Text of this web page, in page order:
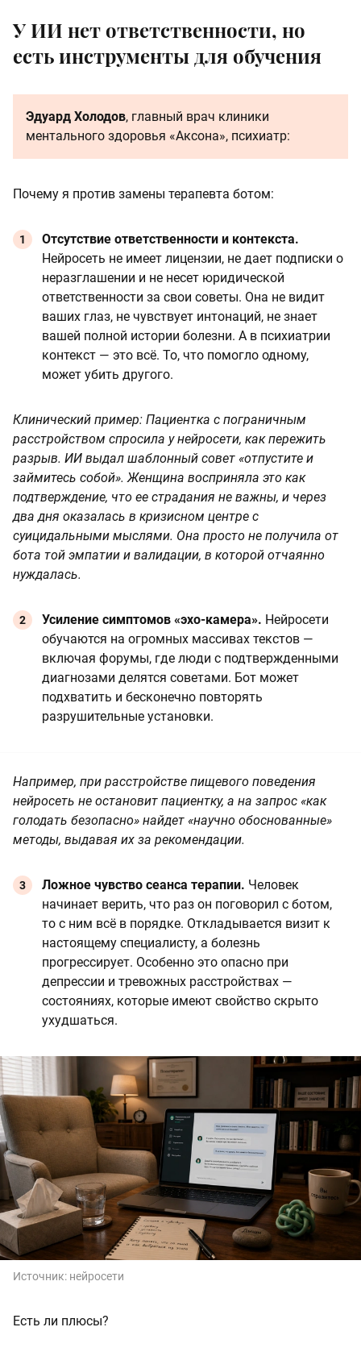
У ИИ нет ответственности, но
есть инструменты для обучения
Эдуард Холодов, главный врач клиники
ментального здоровья «Аксона», психиатр:
Почему я против замены терапевта ботом:
Отсутствие ответственности и контекста.
Нейросеть не имеет лицензии, не дает подписки о
неразглашении и не несет юридической
ответственности за свои советы. Она не видит
ваших глаз, не чувствует интонаций, не знает
вашей полной истории болезни. А в психиатрии
контекст — это всё. То, что помогло одному,
может убить другого.
Клинический пример: Пациентка с пограничным
расстройством спросила у нейросети, как пережить
разрыв. ИИ выдал шаблонный совет «отпустите и
займитесь собой». Женщина восприняла это как
подтверждение, что ее страдания не важны, и через
два дня оказалась в кризисном центре с
суицидальными мыслями. Она просто не получила от
бота той эмпатии и валидации, в которой отчаянно
нуждалась.
Усиление симптомов «эхо-камера». Нейросети
обучаются на огромных массивах текстов —
включая форумы, где люди с подтвержденными
диагнозами делятся советами. Бот может
подхватить и бесконечно повторять
разрушительные установки.
Например, при расстройстве пищевого поведения
нейросеть не остановит пациентку, а на запрос «как
голодать безопасно» найдет «научно обоснованные»
методы, выдавая их за рекомендации.
Ложное чувство сеанса терапии. Человек
начинает верить, что раз он поговорил с ботом,
то с ним всё в порядке. Откладывается визит к
настоящему специалисту, а болезнь
прогрессирует. Особенно это опасно при
депрессии и тревожных расстройствах —
состояниях, которые имеют свойство скрыто
ухудшаться.
Источник: нейросети
Есть ли плюсы?